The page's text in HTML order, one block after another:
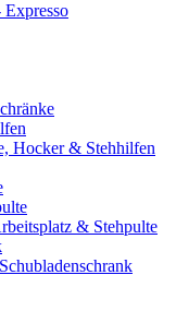
Hocker & Stehhilfen
& Stehpulte